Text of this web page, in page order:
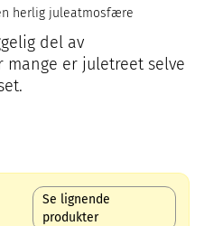
herlig juleatmosfære
del av
er juletreet selve
Se lignende
produkter